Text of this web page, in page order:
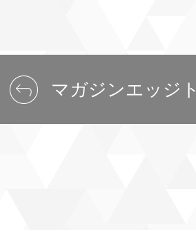
マガジンエッジ